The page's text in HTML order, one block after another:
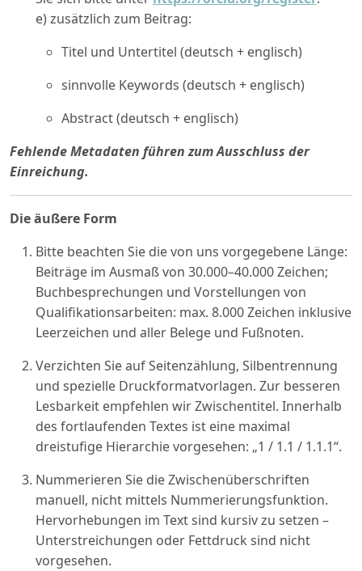
e) zusätzlich zum Beitrag:
Titel und Untertitel (deutsch + englisch)
sinnvolle Keywords (deutsch + englisch)
Abstract (deutsch + englisch)
Fehlende Metadaten führen zum Ausschluss der
Einreichung.
Die äußere Form
Bitte beachten Sie die von uns vorgegebene Länge:
Beiträge im Ausmaß von 30.000–40.000 Zeichen;
Buchbesprechungen und Vorstellungen von
Qualifikationsarbeiten: max. 8.000 Zeichen inklusive
Leerzeichen und aller Belege und Fußnoten.
Verzichten Sie auf Seitenzählung, Silbentrennung
und spezielle Druckformatvorlagen. Zur besseren
Lesbarkeit empfehlen wir Zwischentitel. Innerhalb
des fortlaufenden Textes ist eine maximal
dreistufige Hierarchie vorgesehen: „1 / 1.1 / 1.1.1“.
Nummerieren Sie die Zwischenüberschriften
manuell, nicht mittels Nummerierungsfunktion.
Hervorhebungen im Text sind kursiv zu setzen –
Unterstreichungen oder Fettdruck sind nicht
vorgesehen.